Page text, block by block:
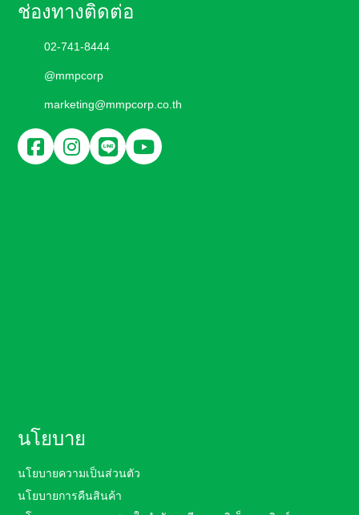
ช่องทางติดต่อ
02-741-8444
@mmpcorp
marketing@mmpcorp.co.th
นโยบาย
นโยบายความเป็นส่วนตัว
นโยบายการคืนสินค้า